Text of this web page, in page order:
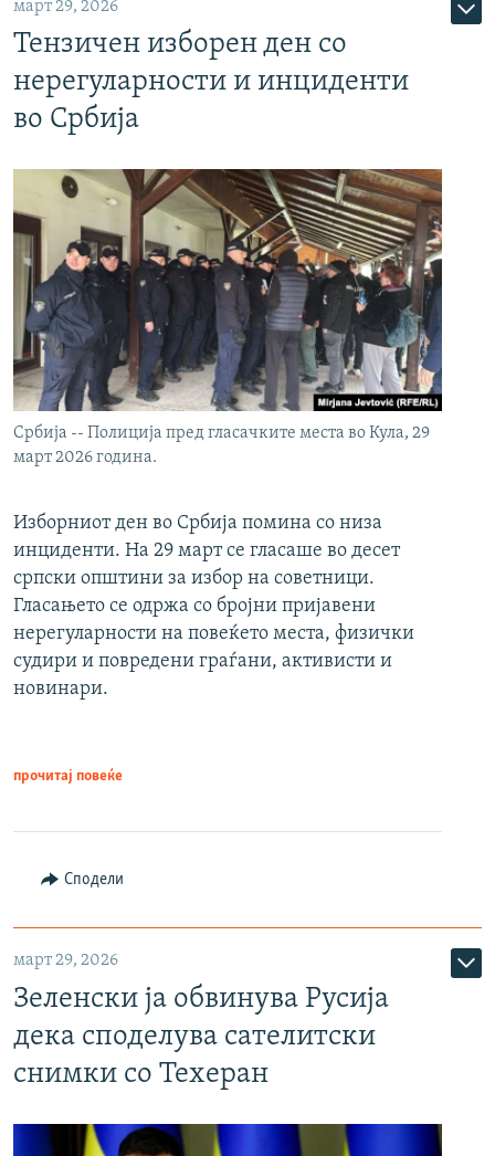
март 29, 2026
Тензичен изборен ден со
нерегуларности и инциденти
во Србија
Србија -- Полиција пред гласачките места во Кула, 29
март 2026 година.
Изборниот ден во Србија помина со низа
инциденти. На 29 март се гласаше во десет
српски општини за избор на советници.
Гласањето се одржа со бројни пријавени
нерегуларности на повеќето места, физички
судири и повредени граѓани, активисти и
новинари.
прочитај повеќе
Сподели
март 29, 2026
Зеленски ја обвинува Русија
дека споделува сателитски
снимки со Техеран